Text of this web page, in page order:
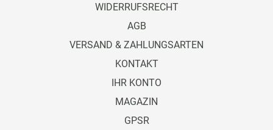
WIDERRUFSRECHT
AGB
VERSAND & ZAHLUNGSARTEN
KONTAKT
IHR KONTO
MAGAZIN
GPSR